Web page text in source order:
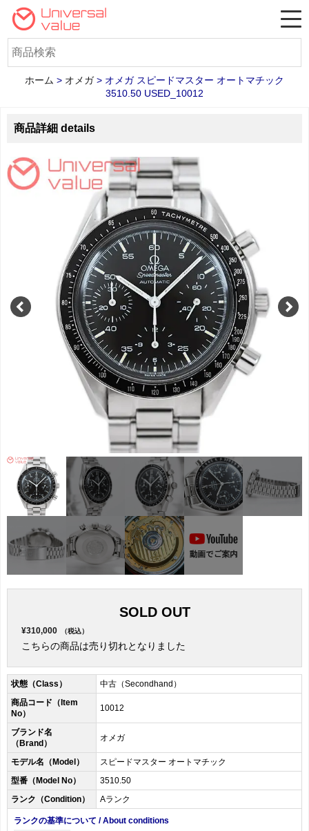
ホーム > オメガ> オメガ スピードマスター オートマチック
3510.50 USED_10012
商品詳細 details
SOLD OUT
¥310,000 （税込）
こちらの商品は売り切れとなりました
状態（Class）
中古（Secondhand）
商品コード（Item
No）
10012
ブランド名
（Brand）
オメガ
モデル名（Model）
スピードマスター オートマチック
型番（Model No）
3510.50
ランク（Condition）
Aランク
ランクの基準について / About conditions